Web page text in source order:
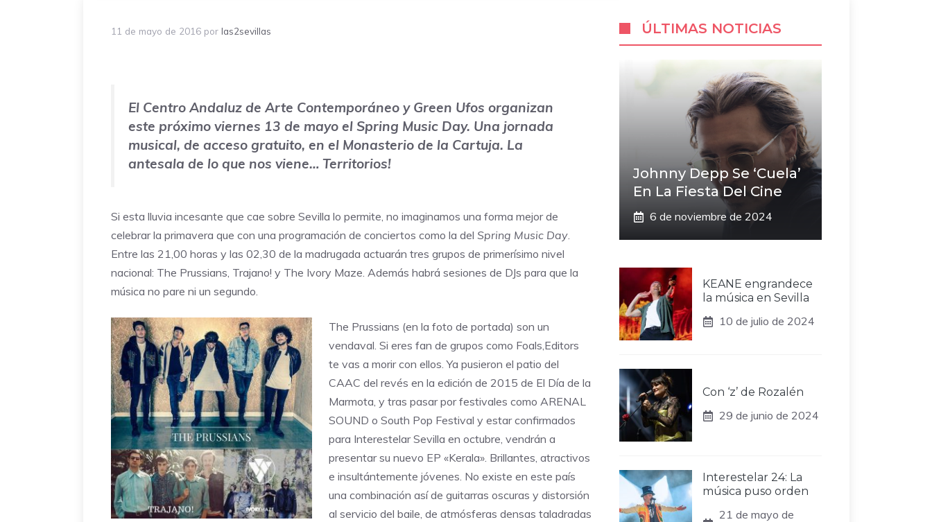
11 de mayo de 2016 por las2sevillas
El Centro Andaluz de Arte Contemporáneo y Green Ufos organizan
este próximo viernes 13 de mayo elSpring Music Day. Una jornada
musical, de acceso gratuito, en el Monasterio de la Cartuja. La
antesala de lo que nos viene… Territorios!
Si esta lluvia incesante que cae sobre Sevilla lo permite, no imaginamos una forma mejor de
celebrar la primavera que con una programación de conciertos como la del Spring Music Day.
Entre las 21,00 horas y las 02,30 de la madrugada actuarán tres grupos de primerísimo nivel
nacional: The Prussians, Trajano! y The Ivory Maze. Además habrá sesiones de DJs para que la
música no pare ni un segundo.
The Prussians (en la foto de portada) son un
vendaval. Si eres fan de grupos como Foals,Editors
te vas a morir con ellos. Ya pusieron el patio del
CAAC del revés en la edición de 2015 de El Día de la
Marmota, y tras pasar por festivales como ARENAL
SOUND o South Pop Festival y estar confirmados
para Interestelar Sevilla en octubre, vendrán a
presentar su nuevo EP «Kerala». Brillantes, atractivos
e insultántemente jóvenes. No existe en este país
una combinación así de guitarras oscuras y distorsión
al servicio del baile, de atmósferas densas taladradas
ÚLTIMAS NOTICIAS
Johnny Depp Se ‘cuela’
En La Fiesta Del Cine
6 de noviembre de 2024
KEANE engrandece
la música en Sevilla
10 de julio de 2024
Con ‘z’ de Rozalén
29 de junio de 2024
Interestelar 24: La
música puso orden
21 de mayo de